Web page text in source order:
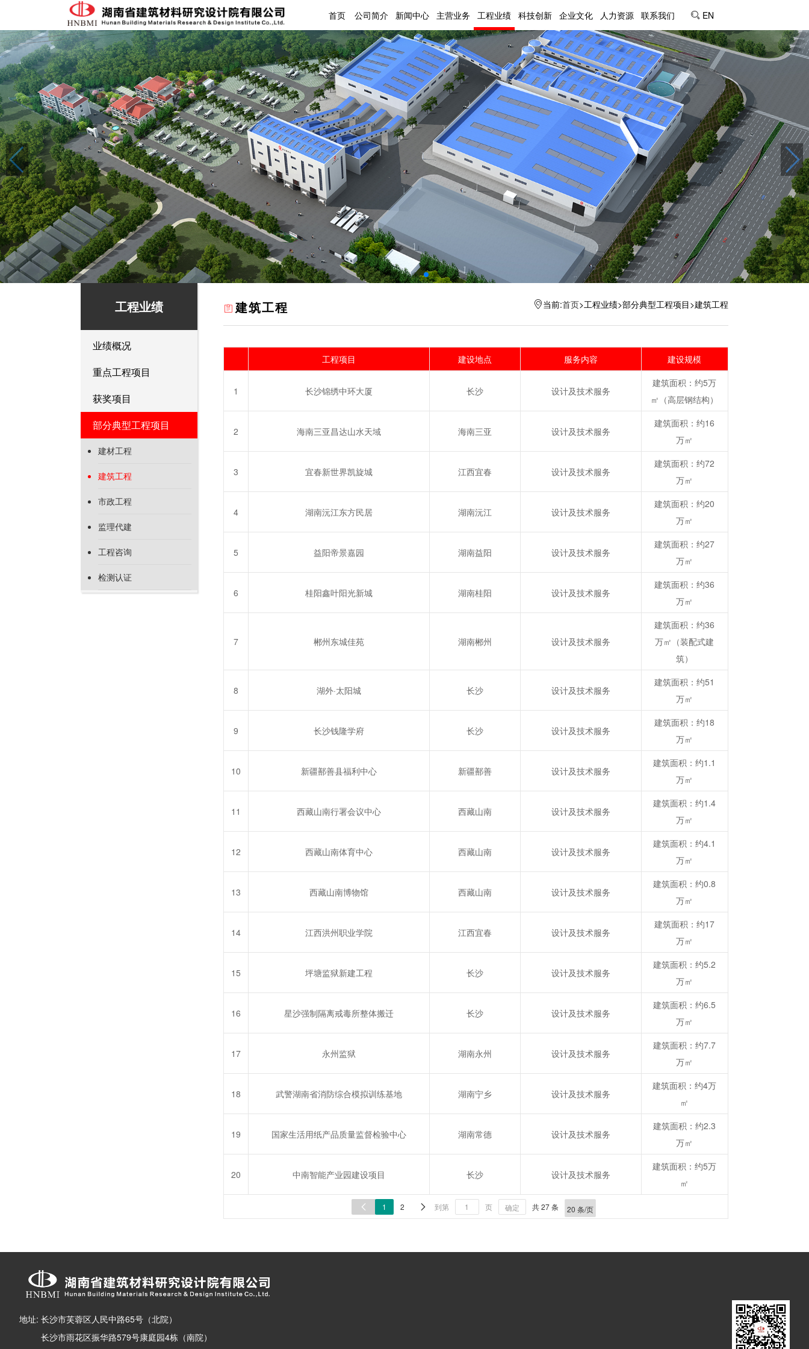
首页 公司简介 新闻中心 主营业务 工程业绩 科技创新 企业文化 人力资源 联系我们 EN
工程业绩
业绩概况
重点工程项目
获奖项目
部分典型工程项目
建材工程
建筑工程
市政工程
监理代建
工程咨询
检测认证
建筑工程 当前:首页>工程业绩>部分典型工程项目>建筑工程
工程项目 建设地点 服务内容 建设规模
1 长沙锦绣中环大厦 长沙 设计及技术服务
建筑面积：约5万
㎡（高层钢结构）
2 海南三亚昌达山水天域 海南三亚 设计及技术服务
建筑面积：约16
万㎡
3 宜春新世界凯旋城 江西宜春 设计及技术服务
建筑面积：约72
万㎡
4 湖南沅江东方民居 湖南沅江 设计及技术服务
建筑面积：约20
万㎡
5 益阳帝景嘉园 湖南益阳 设计及技术服务
建筑面积：约27
万㎡
6 桂阳鑫叶阳光新城 湖南桂阳 设计及技术服务
建筑面积：约36
万㎡
7 郴州东城佳苑 湖南郴州 设计及技术服务
建筑面积：约36
万㎡（装配式建
筑）
8 湖外·太阳城 长沙 设计及技术服务
建筑面积：约51
万㎡
9 长沙钱隆学府 长沙 设计及技术服务
建筑面积：约18
万㎡
10 新疆鄯善县福利中心 新疆鄯善 设计及技术服务
建筑面积：约1.1
万㎡
11 西藏山南行署会议中心 西藏山南 设计及技术服务
建筑面积：约1.4
万㎡
12 西藏山南体育中心 西藏山南 设计及技术服务
建筑面积：约4.1
万㎡
13 西藏山南博物馆 西藏山南 设计及技术服务
建筑面积：约0.8
万㎡
14 江西洪州职业学院 江西宜春 设计及技术服务
建筑面积：约17
万㎡
15 坪塘监狱新建工程 长沙 设计及技术服务
建筑面积：约5.2
万㎡
16 星沙强制隔离戒毒所整体搬迁 长沙 设计及技术服务
建筑面积：约6.5
万㎡
17 永州监狱 湖南永州 设计及技术服务
建筑面积：约7.7
万㎡
18 武警湖南省消防综合模拟训练基地 湖南宁乡 设计及技术服务
建筑面积：约4万
㎡
19 国家生活用纸产品质量监督检验中心 湖南常德 设计及技术服务
建筑面积：约2.3
万㎡
20 中南智能产业园建设项目 长沙 设计及技术服务
建筑面积：约5万
㎡
 1 2  到第 页 确定 共 27 条
地址: 长沙市芙蓉区人民中路65号（北院）
长沙市雨花区振华路579号康庭园4栋（南院）